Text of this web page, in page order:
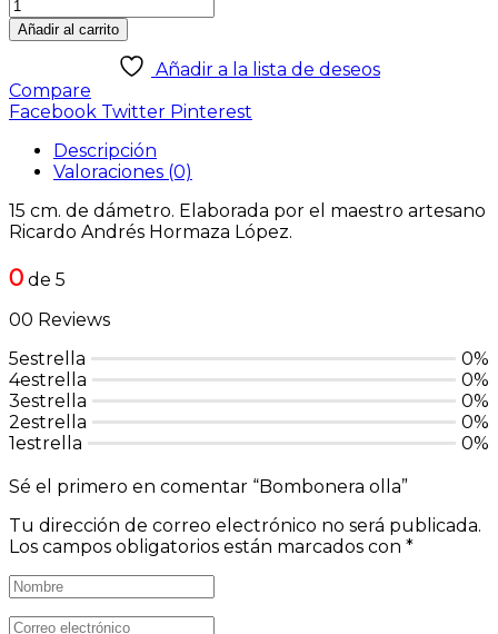
Añadir al carrito
Añadir a la lista de deseos
Compare
Facebook Twitter Pinterest
Descripción
Valoraciones (0)
15 cm. de dámetro. Elaborada por el maestro artesano
Ricardo Andrés Hormaza López.
0 de 5
00 Reviews
5estrella
0%
4estrella
0%
3estrella
0%
2estrella
0%
1estrella
0%
Sé el primero en comentar “Bombonera olla”
Tu dirección de correo electrónico no será publicada.
Los campos obligatorios están marcados con *